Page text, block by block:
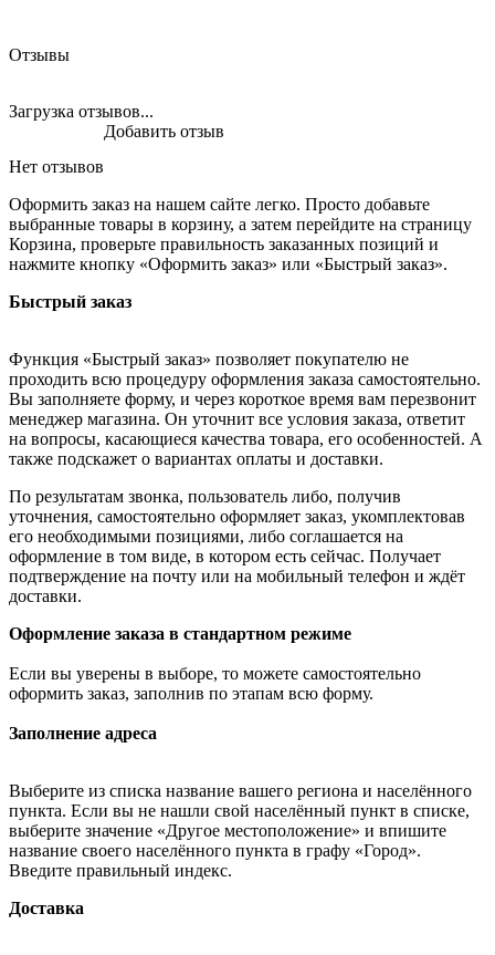
Отзывы
Загрузка отзывов...
Нет отзывов
Добавить отзыв
Оформить заказ на нашем сайте легко. Просто добавьте
выбранные товары в корзину, а затем перейдите на страницу
Корзина, проверьте правильность заказанных позиций и
нажмите кнопку «Оформить заказ» или «Быстрый заказ».
Быстрый заказ
Функция «Быстрый заказ» позволяет покупателю не
проходить всю процедуру оформления заказа самостоятельно.
Вы заполняете форму, и через короткое время вам перезвонит
менеджер магазина. Он уточнит все условия заказа, ответит
на вопросы, касающиеся качества товара, его особенностей. А
также подскажет о вариантах оплаты и доставки.
По результатам звонка, пользователь либо, получив
уточнения, самостоятельно оформляет заказ, укомплектовав
его необходимыми позициями, либо соглашается на
оформление в том виде, в котором есть сейчас. Получает
подтверждение на почту или на мобильный телефон и ждёт
доставки.
Оформление заказа в стандартном режиме
Если вы уверены в выборе, то можете самостоятельно
оформить заказ, заполнив по этапам всю форму.
Заполнение адреса
Выберите из списка название вашего региона и населённого
пункта. Если вы не нашли свой населённый пункт в списке,
выберите значение «Другое местоположение» и впишите
название своего населённого пункта в графу «Город».
Введите правильный индекс.
Доставка